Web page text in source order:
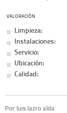
VALORACIÓN
Limpieza:
Instalaciones:
Servicio:
Ubicación:
Calidad:
Por luis lazro alda